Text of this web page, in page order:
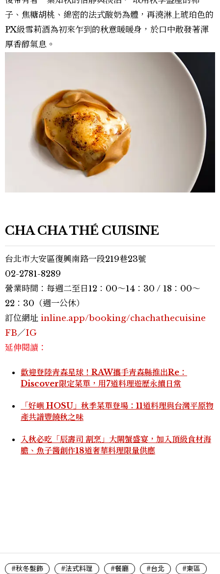
子、焦糖胡桃、綿密的法式酸奶為體，再澆淋上琥珀色的
PX級雪莉酒為初來乍到的秋意暖暖身，於口中散發著渾
厚香醇氣息。
CHA CHA THÉ CUISINE
台北市大安區復興南路一段219巷23號
02-2781-8289
營業時間：每週二至日12：00～14：30 / 18：00～
22：30（週一公休）
訂位網址 inline.app/booking/chachathecuisine
FB／IG
延伸閱讀：
歡迎登陸青森星球！RAW攜手青森縣推出Re：
Discover限定菜單，用7道料理遊歷永續日常
「好嶼 HOSU」秋季菜單登場：11道料理與台灣平原物
產共譜豐饒秋之味
入秋必吃「辰壽司 割烹」大閘蟹盛宴，加入頂級食材海
膽、魚子醬創作18道奢華料理限量供應
#秋冬髮飾 #法式料理 #餐廳 #台北
#東區